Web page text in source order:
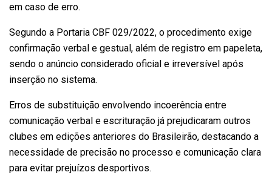
em caso de erro.
Segundo a Portaria CBF 029/2022, o procedimento exige
confirmação verbal e gestual, além de registro em papeleta,
sendo o anúncio considerado oficial e irreversível após
inserção no sistema.
Erros de substituição envolvendo incoerência entre
comunicação verbal e escrituração já prejudicaram outros
clubes em edições anteriores do Brasileirão, destacando a
necessidade de precisão no processo e comunicação clara
para evitar prejuízos desportivos.